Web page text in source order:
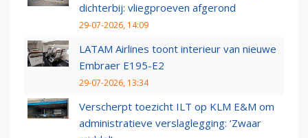
dichterbij: vliegproeven afgerond
29-07-2026, 14:09
LATAM Airlines toont interieur van nieuwe
Embraer E195-E2
29-07-2026, 13:34
Verscherpt toezicht ILT op KLM E&M om
administratieve verslaglegging: ‘Zwaar